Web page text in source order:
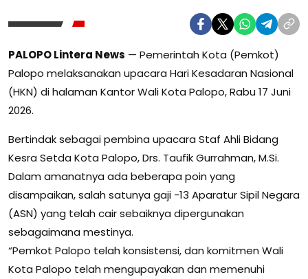
PALOPO Lintera News — Pemerintah Kota (Pemkot)
Palopo melaksanakan upacara Hari Kesadaran Nasional
(HKN) di halaman Kantor Wali Kota Palopo, Rabu 17 Juni
2026.
Bertindak sebagai pembina upacara Staf Ahli Bidang
Kesra Setda Kota Palopo, Drs. Taufik Gurrahman, M.Si.
Dalam amanatnya ada beberapa poin yang
disampaikan, salah satunya gaji -13 Aparatur Sipil Negara
(ASN) yang telah cair sebaiknya dipergunakan
sebagaimana mestinya.
“Pemkot Palopo telah konsistensi, dan komitmen Wali
Kota Palopo telah mengupayakan dan memenuhi